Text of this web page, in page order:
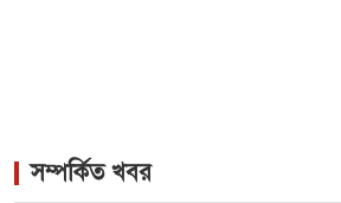
সম্পর্কিত খবর